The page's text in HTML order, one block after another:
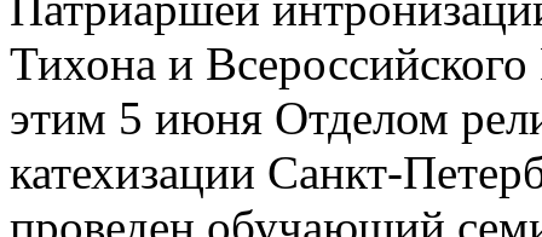
Тихона и
этим 5 июня Отделом
катехизации Санкт-
проведен обучающий